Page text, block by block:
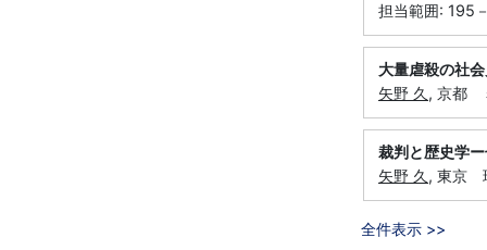
担当範囲: 195
大量虐殺の社
矢野 久 , 京都
裁判と歴史学
矢野 久 , 東京
全件表示 >>